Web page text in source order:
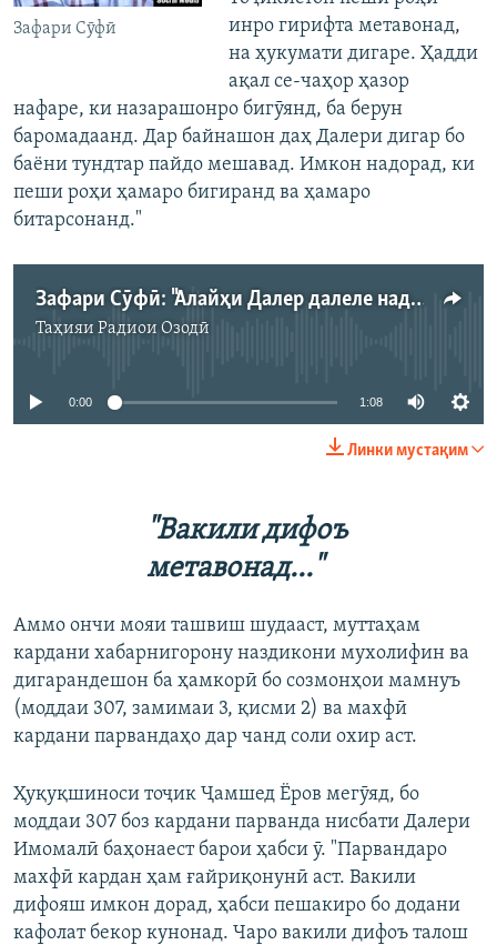
Зафари Сӯфӣ
инро гирифта метавонад,
на ҳукумати дигаре. Ҳадди
ақал се-чаҳор ҳазор
нафаре, ки назарашонро бигӯянд, ба берун
баромадаанд. Дар байнашон даҳ Далери дигар бо
баёни тундтар пайдо мешавад. Имкон надорад, ки
пеши роҳи ҳамаро бигиранд ва ҳамаро
битарсонанд."
Зафари Сӯфӣ: "Алайҳи Далер далеле надоранд"
Таҳияи Радиои Озодӣ
Феълан кор намекунад
0:00 1:08
Линки мустақим
"Вакили дифоъ
метавонад..."
Аммо ончи мояи ташвиш шудааст, муттаҳам
кардани хабарнигорону наздикони мухолифин ва
дигарандешон ба ҳамкорӣ бо созмонҳои мамнуъ
(моддаи 307, замимаи 3, қисми 2) ва махфӣ
кардани парвандаҳо дар чанд соли охир аст.
Ҳуқуқшиноси тоҷик Ҷамшед Ёров мегӯяд, бо
моддаи 307 боз кардани парванда нисбати Далери
Имомалӣ баҳонаест барои ҳабси ӯ. "Парвандаро
махфӣ кардан ҳам ғайриқонунӣ аст. Вакили
дифояш имкон дорад, ҳабси пешакиро бо додани
кафолат бекор кунонад. Чаро вакили дифоъ талош